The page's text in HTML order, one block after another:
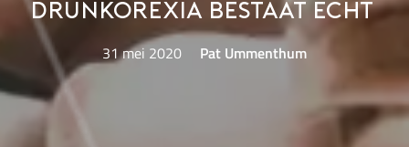
drunkorexia bestaat echt
31 mei 2020 Pat Ummenthum